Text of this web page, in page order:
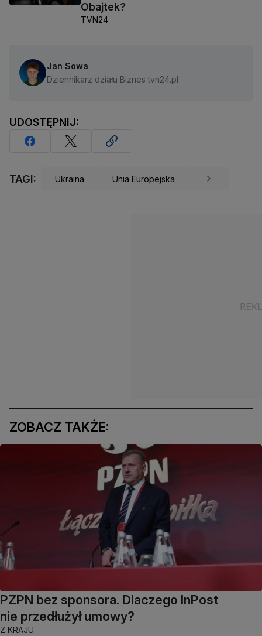
Obajtek?
TVN24
Jan Sowa
Dziennikarz działu Biznes tvn24.pl
UDOSTĘPNIJ:
TAGI: Ukraina Unia Europejska
ZOBACZ TAKŻE:
PZPN bez sponsora. Dlaczego InPost
nie przedłużył umowy?
Z KRAJU